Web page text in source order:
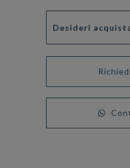
Desideri